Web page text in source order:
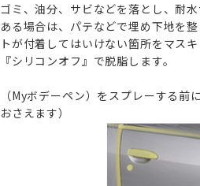
ミ、油分、サビなどを落とし、耐水
る場合は、パテなどで埋め下地を整
が付着してはいけない箇所をマスキ
シリコンオフ』で脱脂します。
Myボデーペン）をスプレーする前
さえます）